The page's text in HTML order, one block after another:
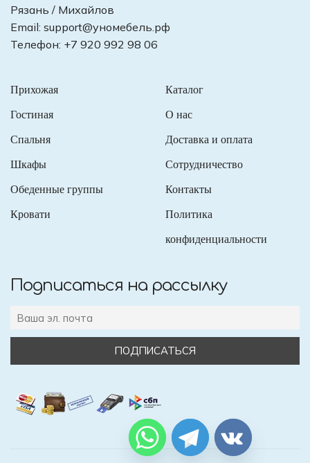
Рязань / Михайлов
Email: support@уномебель.рф
Телефон: +7 920 992 98 06
Прихожая
Гостиная
Спальня
Шкафы
Обеденные группы
Кровати
Каталог
О нас
Доставка и оплата
Сотрудничество
Контакты
Политика
конфиденциальности
Подписаться на рассылку